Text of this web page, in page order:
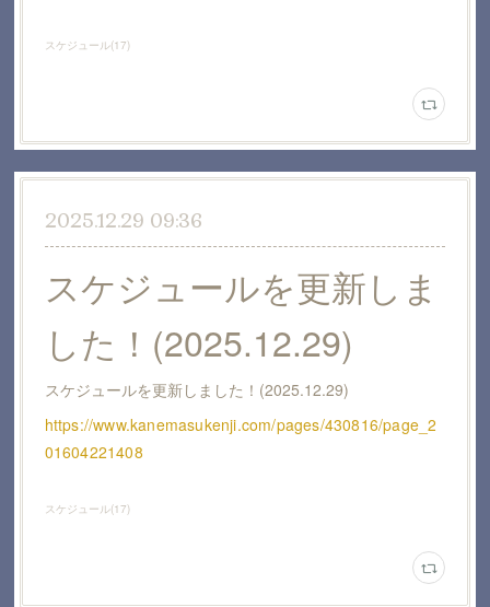
スケジュール(17)
2025.12.29 09:36
スケジュールを更新しま
した！(2025.12.29)
スケジュールを更新しました！(2025.12.29)
https://www.kanemasukenji.com/pages/430816/page_2
01604221408
スケジュール(17)